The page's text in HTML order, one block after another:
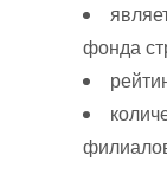
фонда